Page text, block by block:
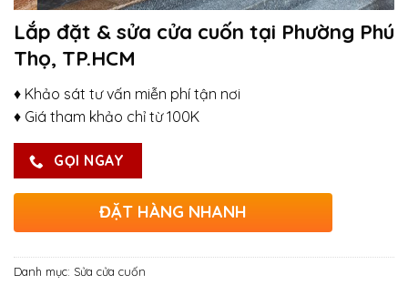
Lắp đặt & sửa cửa cuốn tại Phường Phú
Thọ, TP.HCM
♦ Khảo sát tư vấn miễn phí tận nơi
♦ Giá tham khảo chỉ từ 100K
GỌI NGAY
ĐẶT HÀNG NHANH
Danh mục: Sửa cửa cuốn